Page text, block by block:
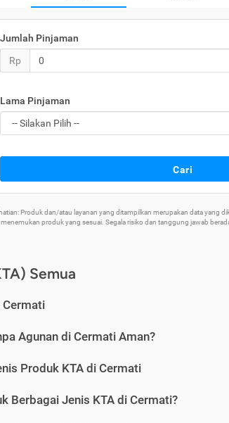
Jumlah Pinjaman
Rp
Lama Pinjaman
Cari
Produk dan/atau layanan yang ditampilkan merupakan data yang
menemukan produk yang sesuai. Segala risiko dan tanggung jawab
Semua
Cermati
Agunan di Cermati Aman?
Produk KTA di Cermati
Berbagai Jenis KTA di Cermati?